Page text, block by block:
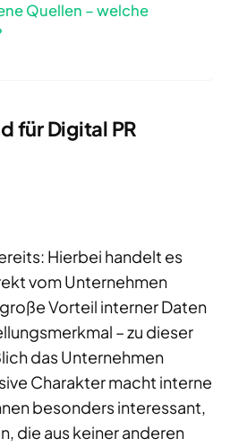
Quellen – welche
für Digital PR
Hierbei handelt es
vom Unternehmen
Vorteil interner Daten
– zu dieser
das Unternehmen
Charakter macht interne
besonders interessant,
die aus keiner anderen